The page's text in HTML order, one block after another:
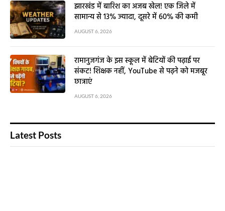
झारखंड में बारिश का अजब खेल! एक जिले में
सामान्य से 13% ज्यादा, दूसरे में 60% की कमी
AUGUST 6, 2026
रामानुजगंज के इस स्कूल में बेटियों की पढ़ाई पर
संकट! शिक्षक नहीं, YouTube से पढ़ने को मजबूर
छात्राएं
AUGUST 6, 2026
Latest Posts